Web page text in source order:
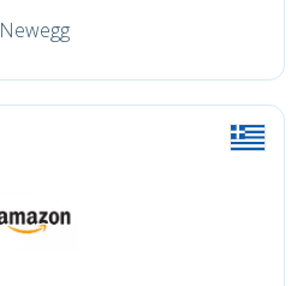
Newegg